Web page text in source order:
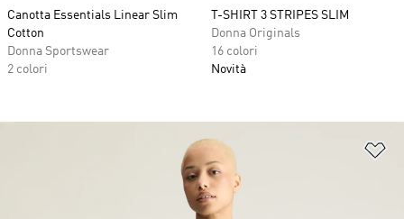
Canotta Essentials Linear Slim
Cotton
Donna Sportswear
2 colori
T-SHIRT 3 STRIPES SLIM
Donna Originals
16 colori
Novità